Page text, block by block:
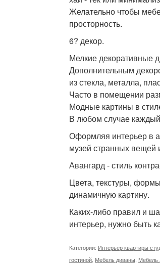
Желательно чтобы
просторность.
6? декор.
Мелкие декоративные
Дополнительным
из стекла, металла,
Часто в помещении
Модные картины в
В любом случае каждый
Оформляя интерьер в
музей странных вещей
Авангард - стиль
Цвета, текстуры,
динамичную картину.
Каких-либо правил и
интерьер, нужно быть
Категории: Интерьер квартиры
гостиной Мебель диваны Мебель